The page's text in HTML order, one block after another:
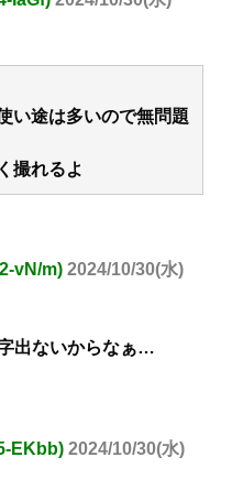
い途は多いので無問題
撮れるよ
vN/m) 2024/10/30(水)
出ないからなぁ…
EKbb) 2024/10/30(水)